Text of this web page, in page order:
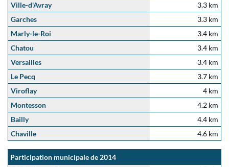
Ville-d'Avray
3.3 km
Garches
3.3 km
Marly-le-Roi
3.4 km
Chatou
3.4 km
Versailles
3.4 km
Le Pecq
3.7 km
Viroflay
4 km
Montesson
4.2 km
Bailly
4.4 km
Chaville
4.6 km
Participation municipale de 2014